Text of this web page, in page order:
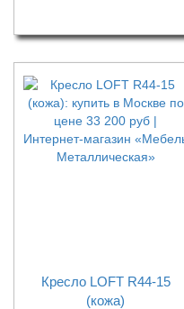
Кресло LOFT R44-15
(кожа)